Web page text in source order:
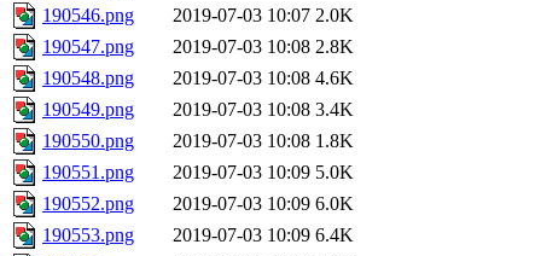
190546.png
2019-07-03 10:07 2.0K
190547.png
2019-07-03 10:08 2.8K
190548.png
2019-07-03 10:08 4.6K
190549.png
2019-07-03 10:08 3.4K
190550.png
2019-07-03 10:08 1.8K
190551.png
2019-07-03 10:09 5.0K
190552.png
2019-07-03 10:09 6.0K
190553.png
2019-07-03 10:09 6.4K